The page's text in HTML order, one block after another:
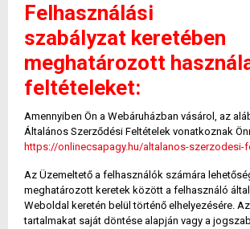
Felhasználási
szabályzat keretében
meghatározott
feltételeket:
Amennyiben Ön a Webáruházban vásárol, az
Általános Szerződési Feltételek vonatkoznak
https://onlinecsapagy.hu/altalanos-szerzodesi-
Az Üzemeltető a felhasználók számára
meghatározott keretek között a felhasználó
Weboldal keretén belül történő elhelyezésére.
tartalmakat saját döntése alapján vagy a